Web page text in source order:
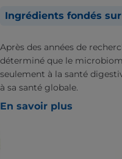
Ingrédients fondés
Après des années de
déterminé que le
seulement à la santé
à sa santé globale.
En savoir plus